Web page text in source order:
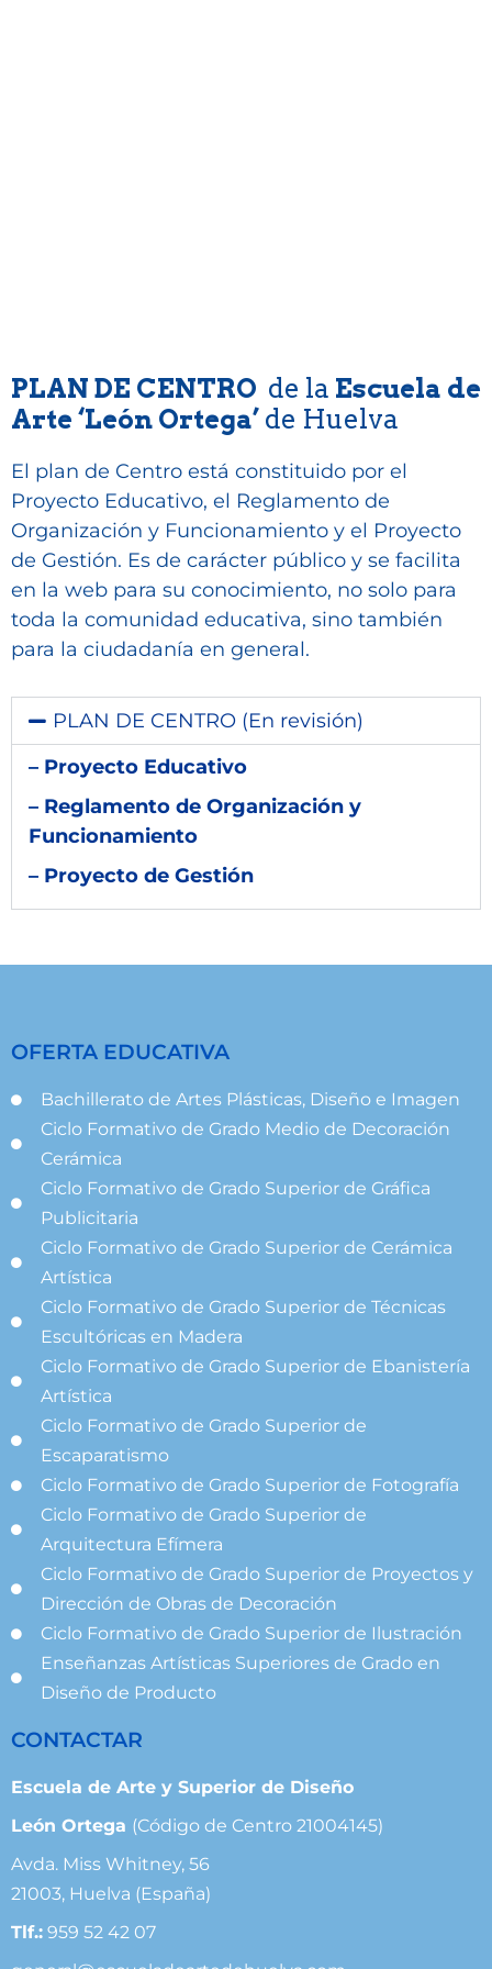
PLAN DE CENTRO de la Escuela de
Arte ‘León Ortega’ de Huelva
El plan de Centro está constituido por el
Proyecto Educativo, el Reglamento de
Organización y Funcionamiento y el Proyecto
de Gestión. Es de carácter público y se facilita
en la web para su conocimiento, no solo para
toda la comunidad educativa, sino también
para la ciudadanía en general.
PLAN DE CENTRO (En revisión)
– Proyecto Educativo
– Reglamento de Organización y
Funcionamiento
– Proyecto de Gestión
OFERTA EDUCATIVA
Bachillerato de Artes Plásticas, Diseño e Imagen
Ciclo Formativo de Grado Medio de Decoración
Cerámica
Ciclo Formativo de Grado Superior de Gráfica
Publicitaria
Ciclo Formativo de Grado Superior de Cerámica
Artística
Ciclo Formativo de Grado Superior de Técnicas
Escultóricas en Madera
Ciclo Formativo de Grado Superior de Ebanistería
Artística
Ciclo Formativo de Grado Superior de
Escaparatismo
Ciclo Formativo de Grado Superior de Fotografía
Ciclo Formativo de Grado Superior de
Arquitectura Efímera
Ciclo Formativo de Grado Superior de Proyectos y
Dirección de Obras de Decoración
Ciclo Formativo de Grado Superior de Ilustración
Enseñanzas Artísticas Superiores de Grado en
Diseño de Producto
CONTACTAR
Escuela de Arte y Superior de Diseño
León Ortega (Código de Centro 21004145)
Avda. Miss Whitney, 56
21003, Huelva (España)
Tlf.: 959 52 42 07